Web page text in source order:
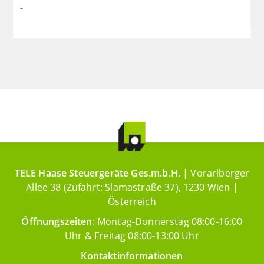
-
TELE Haase Steuergeräte Ges.m.b.H. | Vorarlberger
Allee 38 (Zufahrt: Slamastraße 37), 1230 Wien |
Österreich
Öffnungszeiten: Montag-Donnerstag 08:00-16:00
Uhr & Freitag 08:00-13:00 Uhr
Kontaktinformationen